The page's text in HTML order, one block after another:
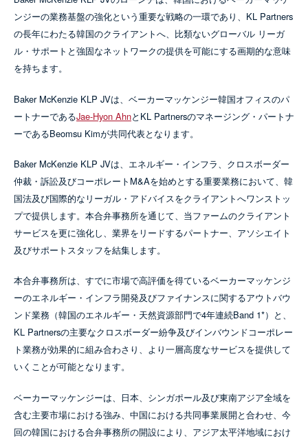
ンジーの業務基盤の強化という重要な戦略の一環であり、KL Partners
の長年にわたる韓国のクライアントへ、比類ないグローバル リーガ
ル・サポートと強固なネットワークの提供を可能にする画期的な意味
を持ちます。
Baker McKenzie KLP JVは、ベーカーマッケンジー韓国オフィスのパ
ートナーであるJae-Hyon AhnとKL Partnersのマネージング・パートナ
ーであるBeomsu Kimが共同代表となります。
Baker McKenzie KLP JVは、エネルギー・インフラ、クロスボーダー
仲裁・訴訟及びコーポレートM&Aを始めとする重要業務において、韓
国法及び国際的なリーガル・アドバイスをクライアントへワンストッ
プで提供します。本合弁事務所を通じて、当ファームのクライアント
サービスを更に強化し、業界をリードするパートナー、アソシエイト
及びサポートスタッフを結集します。
本合弁事務所は、すでに市場で高評価を得ているベーカーマッケンジ
ーのエネルギー・インフラ開発及びファイナンスに関するアウトバウ
ンド業務（韓国のエネルギー・天然資源部門で4年連続Band 1*）と、
KL Partnersの主要なクロスボーダー紛争及びインバウンドコーポレー
ト業務が効果的に組み合わさり、より一層高度なサービスを提供して
いくことが可能となります。
ベーカーマッケンジーは、日本、シンガポール及び東南アジア全域を
含む主要市場における強み、中国における共同事業展開と合わせ、今
回の韓国における合弁事務所の開設により、アジア太平洋地域におけ